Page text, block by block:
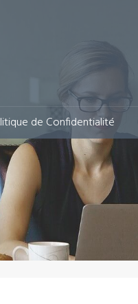
de Confidentialité